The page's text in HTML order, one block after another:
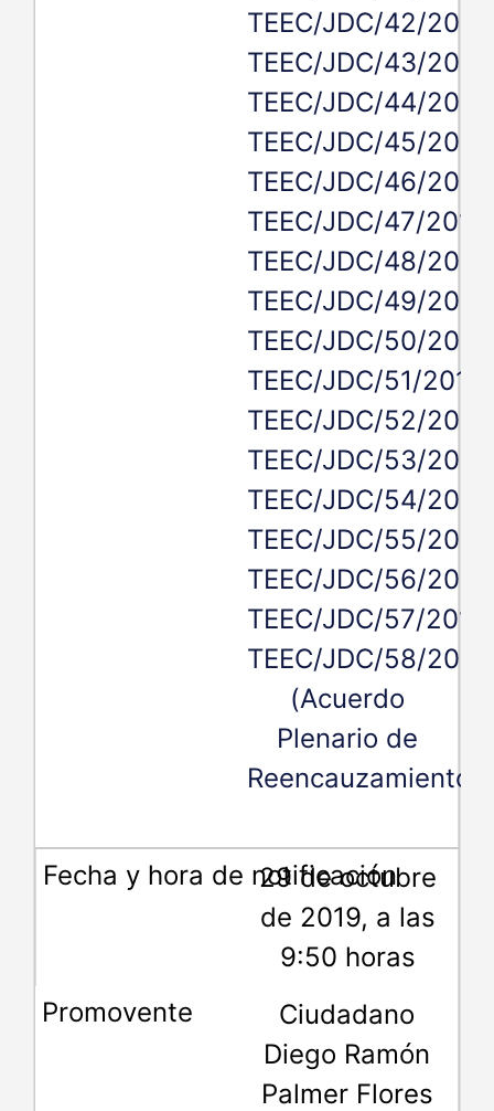
TEEC/JDC/42/2019,
TEEC/JDC/43/2019,
TEEC/JDC/44/2019,
TEEC/JDC/45/2019,
TEEC/JDC/46/2019,
TEEC/JDC/47/2019,
TEEC/JDC/48/2019,
TEEC/JDC/49/2019,
TEEC/JDC/50/2019,
TEEC/JDC/51/2019,
TEEC/JDC/52/2019,
TEEC/JDC/53/2019,
TEEC/JDC/54/2019,
TEEC/JDC/55/2019,
TEEC/JDC/56/2019,
TEEC/JDC/57/2019,
TEEC/JDC/58/2019
(Acuerdo
Plenario de
Reencauzamiento)
29 de octubre
de 2019, a las
9:50 horas
Ciudadano
Diego Ramón
Palmer Flores